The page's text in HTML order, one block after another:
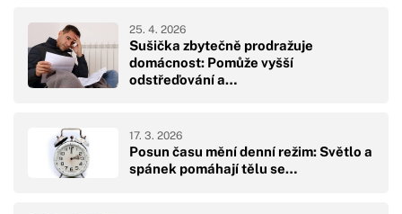
Sušička zbytečně prodražuje
domácnost: Pomůže vyšší
odstřeďování a…
25. 4. 2026
Posun času mění denní režim: Světlo a
spánek pomáhají tělu se…
17. 3. 2026